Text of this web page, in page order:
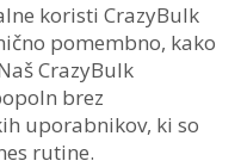
koristi CrazyBulk
pomembno, kako
CrazyBulk
brez
uporabnikov, ki so
rutine.